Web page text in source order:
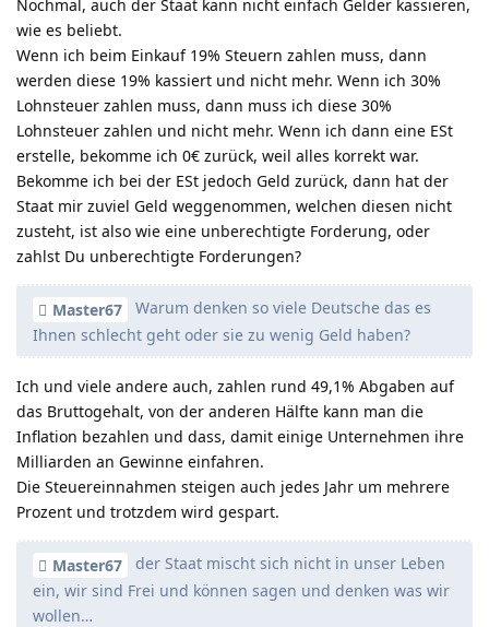
Nochmal, auch der Staat kann nicht einfach Gelder kassieren,
wie es beliebt.
Wenn ich beim Einkauf 19% Steuern zahlen muss, dann
werden diese 19% kassiert und nicht mehr. Wenn ich 30%
Lohnsteuer zahlen muss, dann muss ich diese 30%
Lohnsteuer zahlen und nicht mehr. Wenn ich dann eine ESt
erstelle, bekomme ich 0€ zurück, weil alles korrekt war.
Bekomme ich bei der ESt jedoch Geld zurück, dann hat der
Staat mir zuviel Geld weggenommen, welchen diesen nicht
zusteht, ist also wie eine unberechtigte Forderung, oder
zahlst Du unberechtigte Forderungen?
Master67
Warum denken so viele Deutsche das es
Ihnen schlecht geht oder sie zu wenig Geld haben?
Ich und viele andere auch, zahlen rund 49,1% Abgaben auf
das Bruttogehalt, von der anderen Hälfte kann man die
Inflation bezahlen und dass, damit einige Unternehmen ihre
Milliarden an Gewinne einfahren.
Die Steuereinnahmen steigen auch jedes Jahr um mehrere
Prozent und trotzdem wird gespart.
Master67
der Staat mischt sich nicht in unser Leben
ein, wir sind Frei und können sagen und denken was wir
wollen…